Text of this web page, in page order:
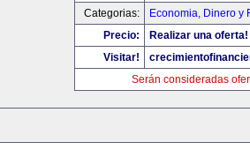
Categorias:
Economia, Dinero y
Precio:
Realizar una oferta!
Visitar!
Serán consideradas